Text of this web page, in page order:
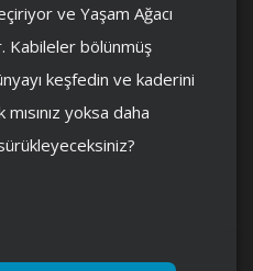
ve Yaşam Ağacı
Kabileler bölünmüş
keşfedin ve kaderini
yoksa daha